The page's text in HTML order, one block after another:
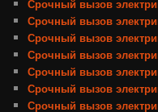
Срочный вызов
Срочный вызов
Срочный вызов
Срочный вызов
Срочный вызов
Срочный вызов
Срочный вызов